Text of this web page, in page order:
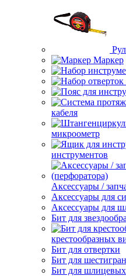
Маркер
кабеля
микроометр
инструментов
Аксессуары /
Аксессуары для
Аксессуары для
Бит для
крестообразных
Бит для отвертки
Бит для
Бит для